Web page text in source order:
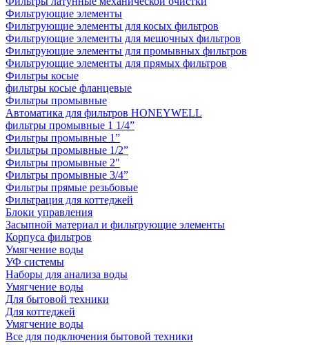
Фильтрующие элементы
Фильтрующие элементы для косых фильтров
Фильтрующие элементы для мешочных фильтров
Фильтрующие элементы для промывных фильтров
Фильтрующие элементы для прямых фильтров
Фильтры косые
фильтры косые фланцевые
Фильтры промывные
Автоматика для фильтров HONEYWELL
фильтры промывные 1 1/4”
Фильтры промывные 1”
Фильтры промывные 1/2”
Фильтры промывные 2"
Фильтры промывные 3/4”
Фильтры прямые резьбовые
Фильтрация для коттеджей
Блоки управления
Засыпной материал и фильтрующие элементы
Корпуса фильтров
Умягчение воды
УФ системы
Наборы для анализа воды
Умягчение воды
Для бытовой техники
Для коттеджей
Умягчение воды
Все для подключения бытовой техники